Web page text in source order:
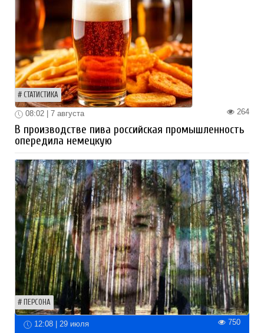
СТАТИСТИКА
264
08:02 | 7 августа
В производстве пива российская промышленность
опередила немецкую
ПЕРСОНА
12:08 | 29 июля 750